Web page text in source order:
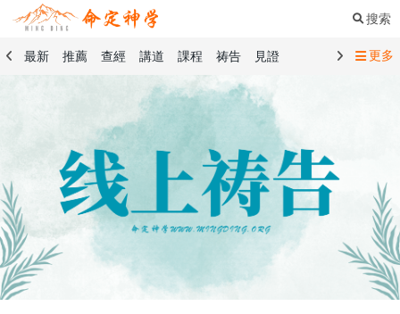
搜索
最新 推薦 查經 講道 課程 祷告
見證
命定奉獻 命定神學
課程精選
101課程
傳道書
洗禮禮文
聖餐禮文 01 創世記
02 出埃及記
03 利未記
04 民數記 05 申命記
06 約書亞記
07 士師記
08 路得記
09 撒母耳記上
10 撒母耳記下
15 以斯拉記
16 尼希米記
21 傳道書
23 以賽亞書
更多